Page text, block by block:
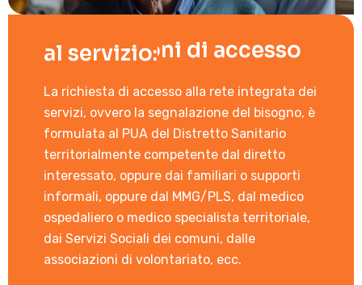
Informazioni di accesso
al servizio:
La richiesta di accesso alla rete integrata dei
servizi, ovvero la segnalazione del bisogno, è
formulata al PUA del Distretto Sanitario
territorialmente competente dal diretto
interessato, oppure dai familiari o supporti
informali, oppure dal MMG/PLS, dal medico
ospedaliero o medico specialista territoriale,
dai Servizi Sociali dei comuni, dalle
associazioni di volontariato, ecc.